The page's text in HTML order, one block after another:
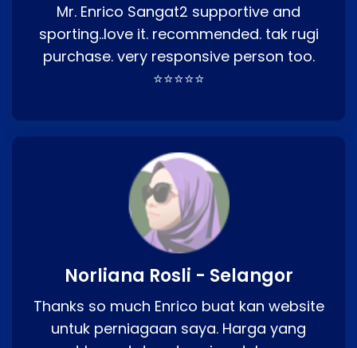
Mr. Enrico Sangat2 supportive and
sporting..love it. recommended. tak rugi
purchase. very responsive person too.
⭐⭐⭐⭐⭐
Norliana Rosli - Selangor
Thanks so much Enrico buat kan website
untuk perniagaan saya. Harga yang